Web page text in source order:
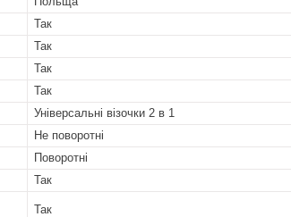
Так
Так
Так
Так
Універсальні візочки 2 в 1
Не поворотні
Поворотні
Так
Так